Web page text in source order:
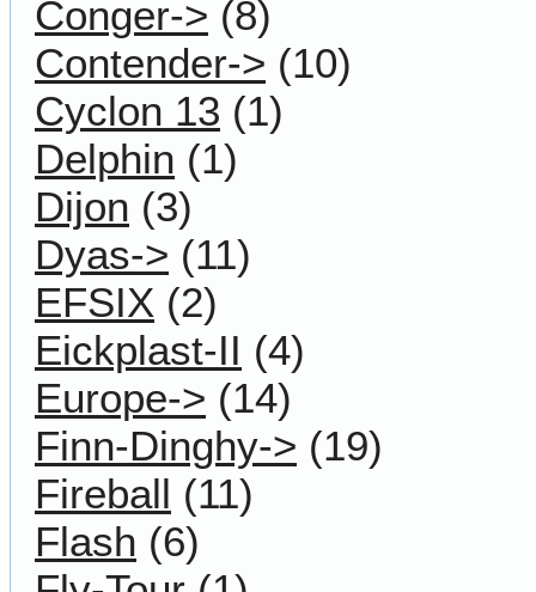
Conger-> (8)
Contender-> (10)
Cyclon 13 (1)
Delphin (1)
Dijon (3)
Dyas-> (11)
EFSIX (2)
Eickplast-II (4)
Europe-> (14)
Finn-Dinghy-> (19)
Fireball (11)
Flash (6)